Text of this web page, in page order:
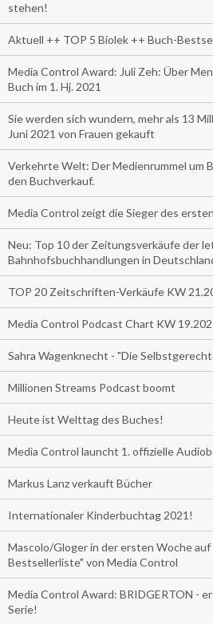
stehen!
Aktuell ++ TOP 5 Biolek ++ Buch-
Media Control Award: Juli Zeh: Über
Buch im 1. Hj. 2021
Sie werden sich wundern, mehr als 13
Juni 2021 von Frauen gekauft
Verkehrte Welt: Der Medienrummel um
den Buchverkauf.
Media Control zeigt die Sieger des
Neu: Top 10 der Zeitungsverkäufe der
Bahnhofsbuchhandlungen in
TOP 20 Zeitschriften-Verkäufe KW
Media Control Podcast Chart KW
Sahra Wagenknecht - "Die
Millionen Streams Podcast boomt
Heute ist Welttag des Buches!
Media Control launcht 1. offizielle
Markus Lanz verkauft Bücher
Internationaler Kinderbuchtag 2021!
Mascolo/Gloger in der ersten Woche
Bestsellerliste" von Media Control
Media Control Award: BRIDGERTON -
Serie!